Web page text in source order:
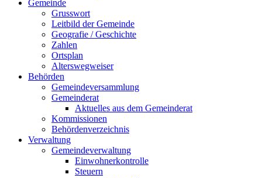
Gemeinde
Grusswort
Leitbild der Gemeinde
Geografie / Geschichte
Zahlen
Ortsplan
Alterswegweiser
Behörden
Gemeindeversammlung
Gemeinderat
Aktuelles aus dem Gemeinderat
Kommissionen
Behördenverzeichnis
Verwaltung
Gemeindeverwaltung
Einwohnerkontrolle
Steuern